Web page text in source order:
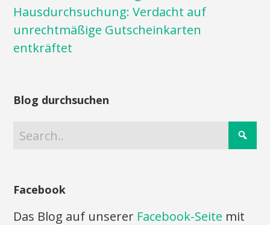
Hausdurchsuchung: Verdacht auf
unrechtmäßige Gutscheinkarten
entkräftet
Blog durchsuchen
Facebook
Das Blog auf unserer Facebook-Seite mit